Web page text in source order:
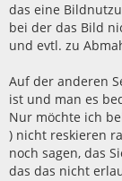
das eine
bei der das Bild
und evtl. zu
Auf der anderen
ist und man es
Nur möchte ich
) nicht reskieren
noch sagen, das
das das nicht